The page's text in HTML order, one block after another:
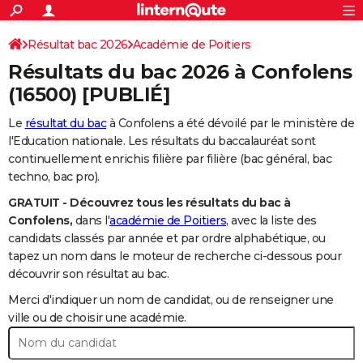
ACTUALITÉS
Politique
Société
Faits Divers
Education
Monde
Villes
+
SPORT
Coupe du monde 2026
Football
Tennis
Cyclisme
Rugby
Forum
FINANCE
Retraite
Impôts
Epargne
Immobilier
Risques naturels par ville
Banque
Assurance
Crédit
Essais
Réserver un essai
Citadines
Berlines
SUV
Forum auto
+
HIGH-TECH
Mobiles
Meilleur smartphone
Internet
Ordinateurs
Jeux vidéo
Guide high-tech
BRICOLAGE
Forum
Aménagement intérieur
Extérieur
Cuisine
Salle de bains
Jardinage
Rangement
+
Guides de France
Escapades
Patrimoine
Expositions
Musées
Week-end nature
+
Art de vivre
Bien-être
Loisirs
Mode
Modes de vie
+ SANTE
Alimentation
Guide de la santé
Maladies
Médicaments
Sommeil
VOYAGE
S'inscrire
Connexion
Résultat bac 2026 Académie de Poitiers
Résultats du bac 2026 à Confolens
(16500) [PUBLIÉ]
Le résultat du bacà Confolens a été dévoilé par le ministère de
l'Education nationale. Les résultats du baccalauréat sont
continuellement enrichis filière par filière (bac général, bac
techno, bac pro).
GRATUIT - Découvrez tous les résultats du bac à
Confolens, dans l'académie de Poitiers, avec la liste des
candidats classés par année et par ordre alphabétique, ou
tapez un nom dans le moteur de recherche ci-dessous pour
découvrir son résultat au bac.
Merci d'indiquer un nom de candidat, ou de renseigner une
ville ou de choisir une académie.